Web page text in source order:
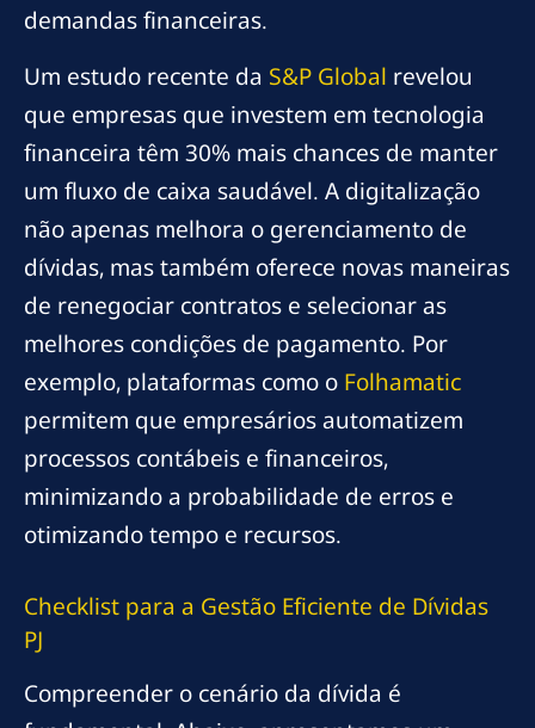
demandas financeiras.
Um estudo recente da S&P Global revelou
que empresas que investem em tecnologia
financeira têm 30% mais chances de manter
um fluxo de caixa saudável. A digitalização
não apenas melhora o gerenciamento de
dívidas, mas também oferece novas maneiras
de renegociar contratos e selecionar as
melhores condições de pagamento. Por
exemplo, plataformas como o Folhamatic
permitem que empresários automatizem
processos contábeis e financeiros,
minimizando a probabilidade de erros e
otimizando tempo e recursos.
Checklist para a Gestão Eficiente de Dívidas
PJ
Compreender o cenário da dívida é